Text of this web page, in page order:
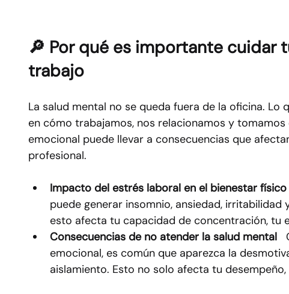
🔎 Por qué es importante cuidar
trabajo
La salud mental no se queda fuera de la oficina.
en cómo trabajamos, nos relacionamos y
emocional puede llevar a consecuencias que
profesional.
Impacto del estrés laboral en el bienestar
puede generar insomnio, ansiedad,
esto afecta tu capacidad de concentración, tu
Consecuencias de no atender la salud mental
emocional, es común que aparezca la
aislamiento. Esto no solo afecta tu